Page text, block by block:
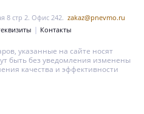
8 стр 2. Офис 242. zakaz@pnevmo.ru
Контакты
указанные на сайте носят
быть без уведомления изменены
качества и эффективности